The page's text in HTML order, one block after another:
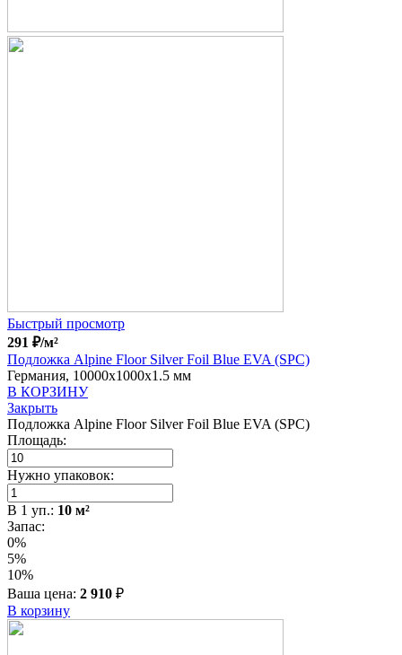
Быстрый просмотр
291 ₽/м²
Подложка Alpine Floor Silver Foil Blue EVA (SPC)
Германия, 10000x1000x1.5 мм
В КОРЗИНУ
Закрыть
Подложка Alpine Floor Silver Foil Blue EVA (SPC)
Площадь:
Нужно упаковок:
В 1 уп.: 10 м²
Запас:
0%
5%
10%
Ваша цена: 2 910 ₽
В корзину